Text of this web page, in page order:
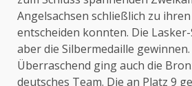
Angelsachsen schließlich zu
entscheiden konnten. Die
aber die Silbermedaille gewinnen.
Überraschend ging auch die
deutsches Team. Die an Platz 9